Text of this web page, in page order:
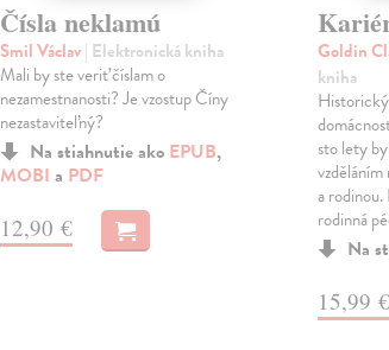
Čísla neklamú
Smil Václav| Elektronická kniha
Mali by ste veriť číslam o
nezamestnanosti? Je vzostup Číny
nezastaviteľný?
Na stiahnutie ako EPUB,
MOBI a PDF
12,90 €
Goldin
kniha
sto lety
a rodinou.
rodinná
Na
15,99 €